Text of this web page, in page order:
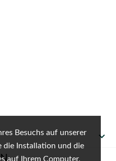
Besuchs auf unserer
die Installation und die
auf Ihrem Computer,
